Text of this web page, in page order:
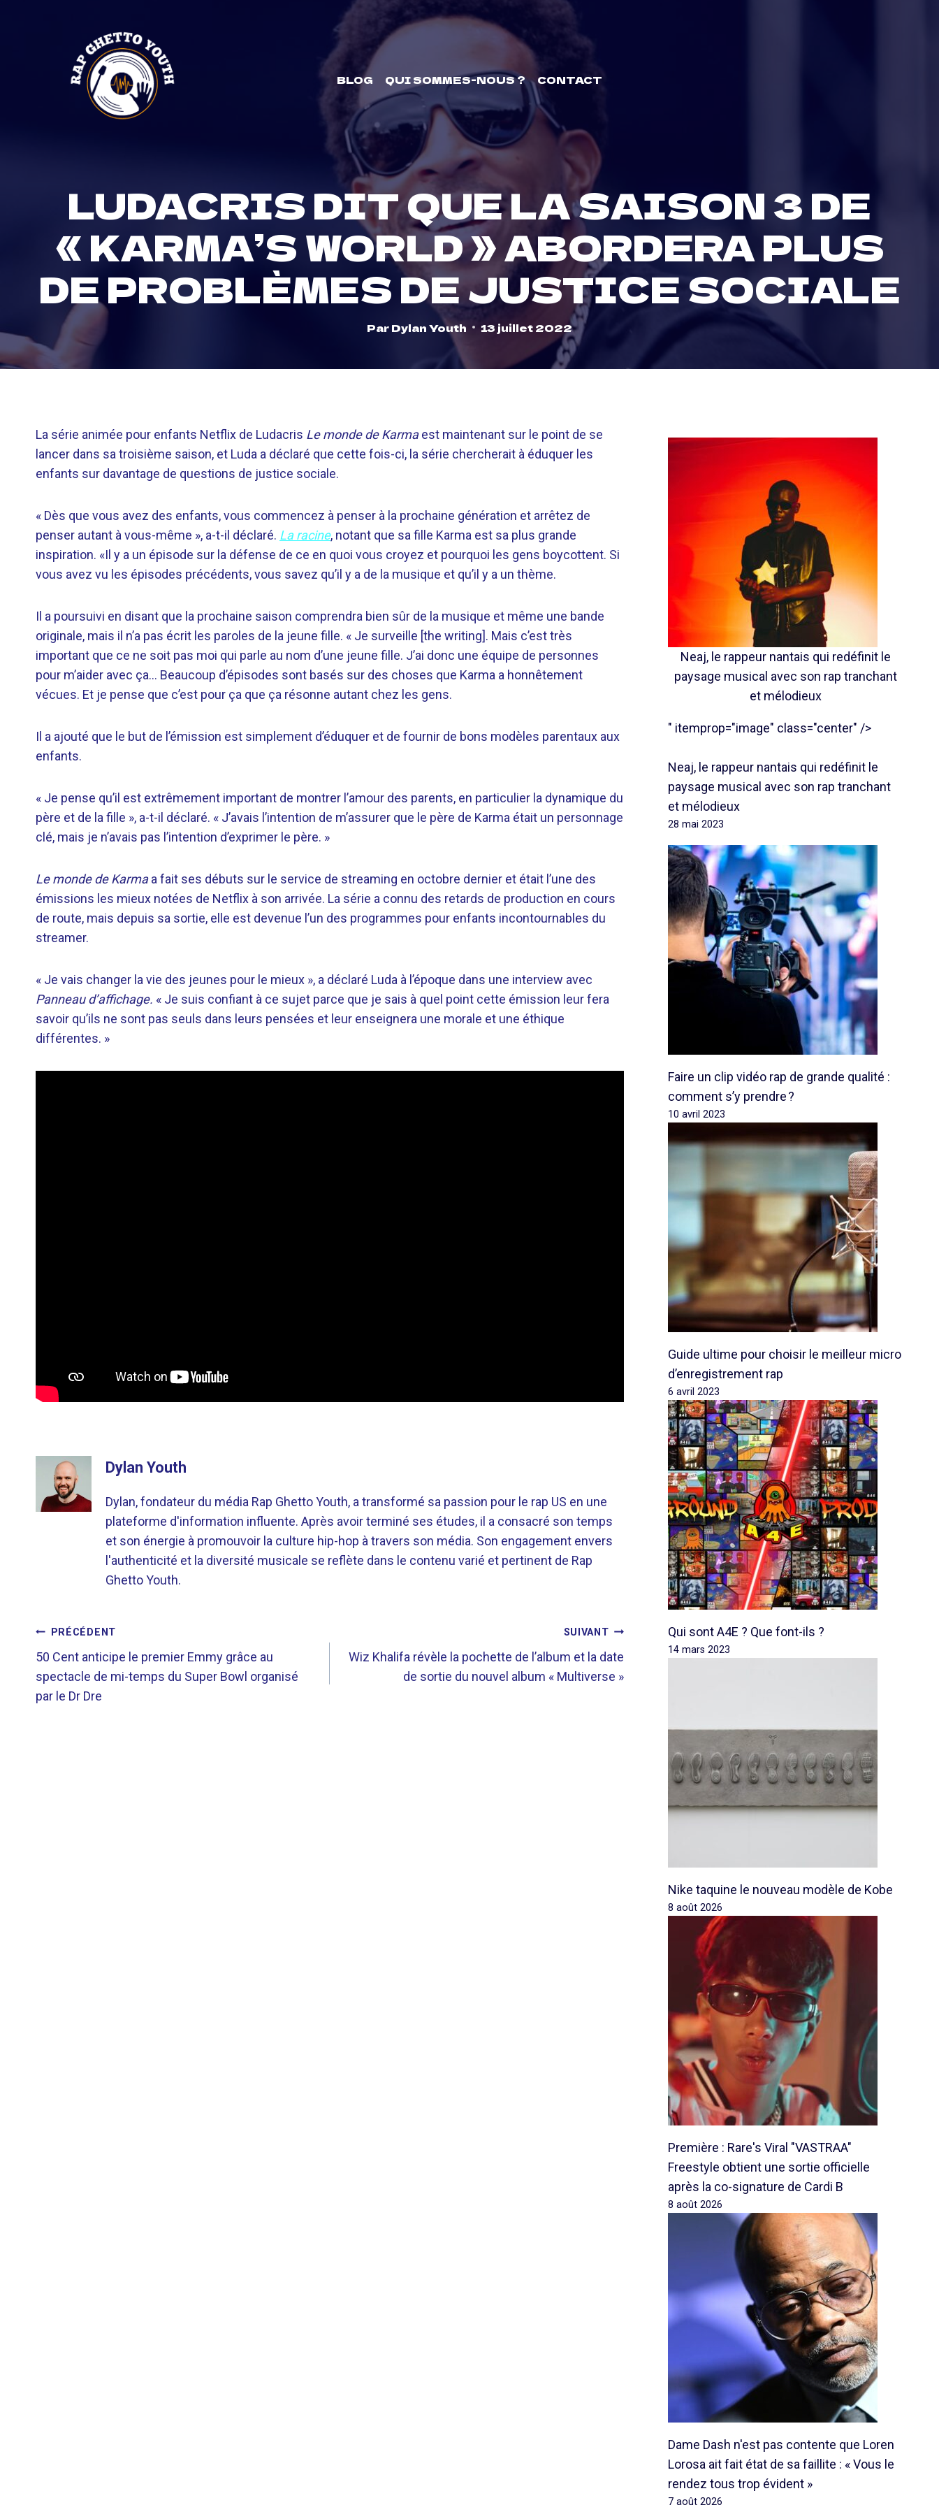
BLOG QUI SOMMES-NOUS ? CONTACT
LUDACRIS DIT QUE LA SAISON 3 DE
« KARMA’S WORLD » ABORDERA PLUS
DE PROBLÈMES DE JUSTICE SOCIALE
ParDylan Youth 13 juillet 2022
La série animée pour enfants Netflix de Ludacris Le monde de Karmaest maintenant sur le point de se
lancer dans sa troisième saison, et Luda a déclaré que cette fois-ci, la série chercherait à éduquer les
enfants sur davantage de questions de justice sociale.
« Dès que vous avez des enfants, vous commencez à penser à la prochaine génération et arrêtez de
penser autant à vous-même », a-t-il déclaré. La racine, notant que sa fille Karma est sa plus grande
inspiration. «Il y a un épisode sur la défense de ce en quoi vous croyez et pourquoi les gens boycottent. Si
vous avez vu les épisodes précédents, vous savez qu’il y a de la musique et qu’il y a un thème.
Il a poursuivi en disant que la prochaine saison comprendra bien sûr de la musique et même une bande
originale, mais il n’a pas écrit les paroles de la jeune fille. « Je surveille [the writing]. Mais c’est très
important que ce ne soit pas moi qui parle au nom d’une jeune fille. J’ai donc une équipe de personnes
pour m’aider avec ça… Beaucoup d’épisodes sont basés sur des choses que Karma a honnêtement
vécues. Et je pense que c’est pour ça que ça résonne autant chez les gens.
Il a ajouté que le but de l’émission est simplement d’éduquer et de fournir de bons modèles parentaux aux
enfants.
« Je pense qu’il est extrêmement important de montrer l’amour des parents, en particulier la dynamique du
père et de la fille », a-t-il déclaré. « J’avais l’intention de m’assurer que le père de Karma était un personnage
clé, mais je n’avais pas l’intention d’exprimer le père. »
Le monde de Karmaa fait ses débuts sur le service de streaming en octobre dernier et était l’une des
émissions les mieux notées de Netflix à son arrivée. La série a connu des retards de production en cours
de route, mais depuis sa sortie, elle est devenue l’un des programmes pour enfants incontournables du
streamer.
« Je vais changer la vie des jeunes pour le mieux », a déclaré Luda à l’époque dans une interview avec
Panneau d’affichage. « Je suis confiant à ce sujet parce que je sais à quel point cette émission leur fera
savoir qu’ils ne sont pas seuls dans leurs pensées et leur enseignera une morale et une éthique
différentes. »
Dylan Youth
Dylan, fondateur du média Rap Ghetto Youth, a transformé sa passion pour le rap US en une
plateforme d'information influente. Après avoir terminé ses études, il a consacré son temps
et son énergie à promouvoir la culture hip-hop à travers son média. Son engagement envers
l'authenticité et la diversité musicale se reflète dans le contenu varié et pertinent de Rap
Ghetto Youth.
NAVIGATION
DE
L’ARTICLE
PRÉCÉDENT
50 Cent anticipe le premier Emmy grâce au
spectacle de mi-temps du Super Bowl organisé
par le Dr Dre
SUIVANT
Wiz Khalifa révèle la pochette de l’album et la date
de sortie du nouvel album « Multiverse »
Neaj, le rappeur nantais qui redéfinit le
paysage musical avec son rap tranchant
et mélodieux
" itemprop="image" class="center" />
Neaj, le rappeur nantais qui redéfinit le
paysage musical avec son rap tranchant
et mélodieux
28 mai 2023
Faire un clip vidéo rap de grande qualité :
comment s’y prendre ?
10 avril 2023
Guide ultime pour choisir le meilleur micro
d’enregistrement rap
6 avril 2023
Qui sont A4E ? Que font-ils ?
14 mars 2023
Nike taquine le nouveau modèle de Kobe
8 août 2026
Première : Rare's Viral "VASTRAA"
Freestyle obtient une sortie officielle
après la co-signature de Cardi B
8 août 2026
Dame Dash n'est pas contente que Loren
Lorosa ait fait état de sa faillite : « Vous le
rendez tous trop évident »
7 août 2026